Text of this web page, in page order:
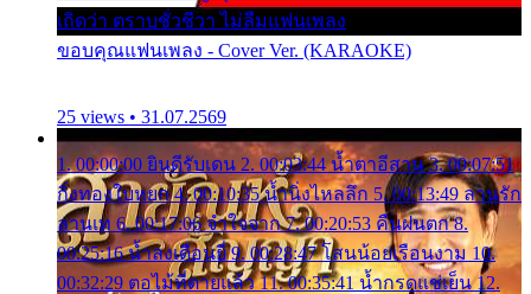
เถิดว่า ตราบชั่วชีวา ไม่ลืมแฟนเพลง
ขอบคุณแฟนเพลง - Cover Ver. (KARAOKE)
25 views • 31.07.2569
1. 00:00:00 ยินดีรับเดน 2. 00:03:44 น้ำตาอีสาน 3. 00:07:51
กิ่งทองใบหยก 4. 00:10:35 น้ำนิ่งไหลลึก 5. 00:13:49 ลานรัก
ลานเท 6. 00:17:06 จำใจจาก 7. 00:20:53 คืนฝนตก 8.
00:25:16 น้ำลงเดือนยี่ 9. 00:28:47 โสนน้อยเรือนงาม 10.
00:32:29 ตอไม้ที่ตายแล้ว 11. 00:35:41 น้ำกรดแช่เย็น 12.